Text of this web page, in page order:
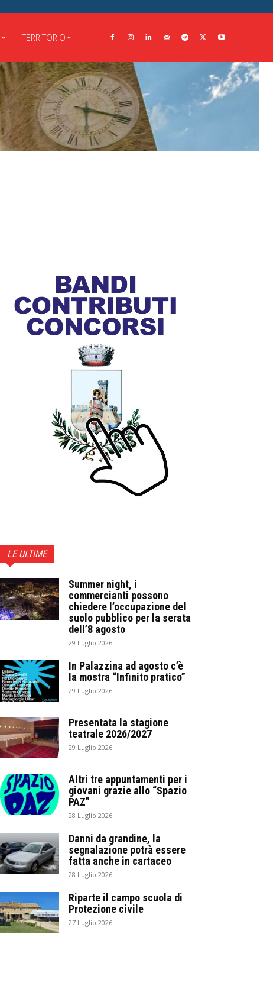
TERRITORIO
LE ULTIME
Summer night, i
commercianti possono
chiedere l’occupazione del
suolo pubblico per la serata
dell’8 agosto
29 Luglio 2026
In Palazzina ad agosto c’è
la mostra “Infinito pratico”
29 Luglio 2026
Presentata la stagione
teatrale 2026/2027
29 Luglio 2026
Altri tre appuntamenti per i
giovani grazie allo “Spazio
PAZ”
28 Luglio 2026
Danni da grandine, la
segnalazione potrà essere
fatta anche in cartaceo
28 Luglio 2026
Riparte il campo scuola di
Protezione civile
27 Luglio 2026